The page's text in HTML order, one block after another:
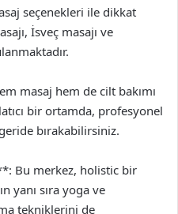
seçenekleri ile dikkat
İsveç masajı ve
masaj hem de cilt bakımı
bir ortamda, profesyonel
bırakabilirsiniz.
Bu merkez, holistic bir
yanı sıra yoga ve
tekniklerini de